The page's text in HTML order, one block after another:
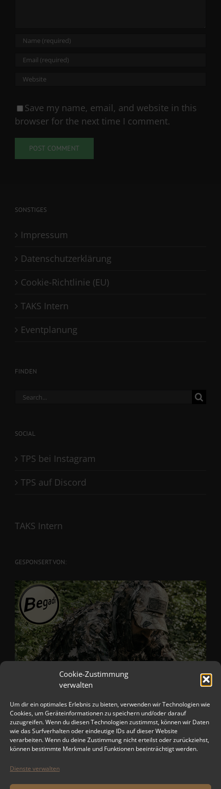
Cookie-Zustimmung
verwalten
Um dir ein optimales Erlebnis zu bieten, verwenden wir Technologien wie
Cookies, um Geräteinformationen zu speichern und/oder darauf
zuzugreifen. Wenn du diesen Technologien zustimmst, können wir Daten
wie das Surfverhalten oder eindeutige IDs auf dieser Website
verarbeiten. Wenn du deine Zustimmung nicht erteilst oder zurückziehst,
können bestimmte Merkmale und Funktionen beeinträchtigt werden.
Dienste verwalten
Save my name, email, and website in this
browser for the next time I comment.
SONSTIGES
Impressum
Datenschutzerklärung
Cookie-Richtlinie (EU)
TAKS Intern
Eventplanung
FINDEN
Search
SOCIAL
TPS bei Instagram
TPS auf Discord
TAKS Intern
GESPONSERT VON: